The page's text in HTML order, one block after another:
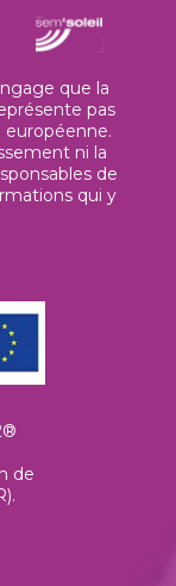
que la
pas
européenne.
ni la
de
qui y
de